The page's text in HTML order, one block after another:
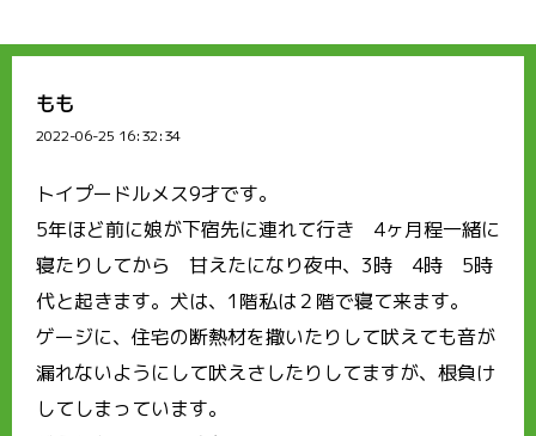
もも
2022-06-25 16:32:34
トイプードルメス9才です。
5年ほど前に娘が下宿先に連れて行き 4ヶ月程一緒に
寝たりしてから 甘えたになり夜中、3時 4時 5時
代と起きます。犬は、1階私は２階で寝て来ます。
ゲージに、住宅の断熱材を撒いたりして吠えても音が
漏れないようにして吠えさしたりしてますが、根負け
してしまっています。